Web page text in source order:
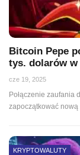
Bitcoin Pepe
tys. dolarów w
cze 19, 2025
Połączenie zaufania
zapoczątkować
KRYPTOWALUTY